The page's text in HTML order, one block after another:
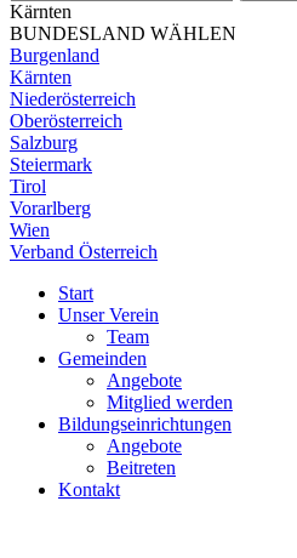
Kärnten
BUNDESLAND WÄHLEN
Burgenland
Kärnten
Niederösterreich
Oberösterreich
Salzburg
Steiermark
Tirol
Vorarlberg
Wien
Verband Österreich
Start
Unser Verein
Team
Gemeinden
Angebote
Mitglied werden
Bildungseinrichtungen
Angebote
Beitreten
Kontakt